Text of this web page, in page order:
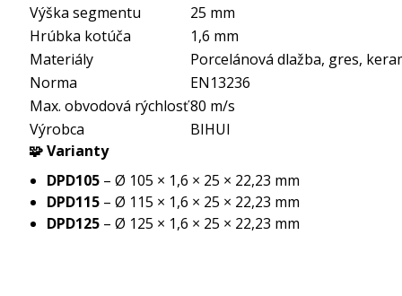
Výška segmentu
25 mm
Hrúbka kotúča
1,6 mm
Materiály
Porcelánová dlažba, gres,
Norma
EN13236
Max. obvodová rýchlosť80 m/s
Výrobca
BIHUI
🧩 Varianty
DPD105 – Ø 105 × 1,6 × 25 × 22,23 mm
DPD115 – Ø 115 × 1,6 × 25 × 22,23 mm
DPD125 – Ø 125 × 1,6 × 25 × 22,23 mm